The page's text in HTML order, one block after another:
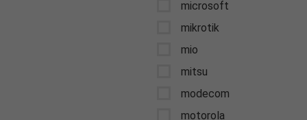
microsoft
mikrotik
mio
mitsu
modecom
motorola